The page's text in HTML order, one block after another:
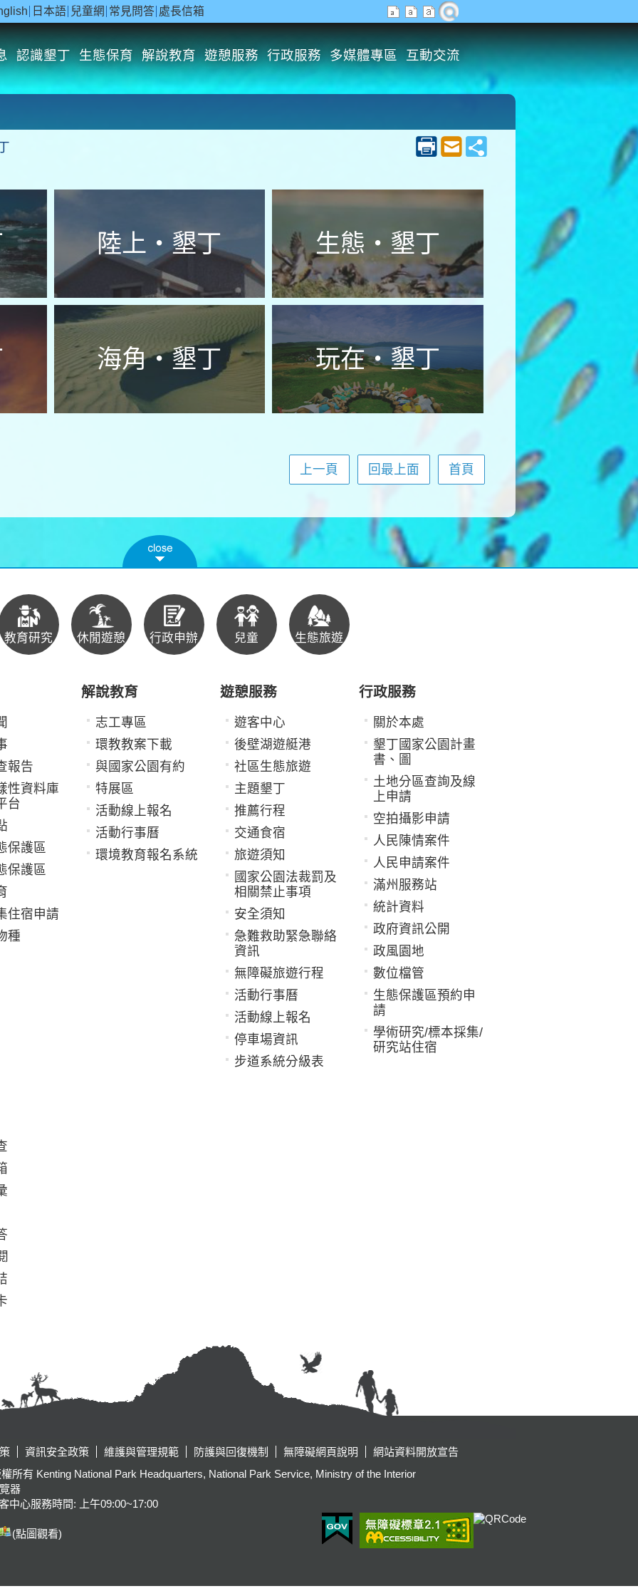
日本語 兒童網 常見問答 處長信箱
認識墾丁 生態保育 解說教育 遊憩服務 行政服務 多媒體專區 互動交流
陸上‧墾丁 生態‧墾丁
海角‧墾丁 玩在‧墾丁
上一頁 回最上面 首頁
教育研究 休閒遊憩 行政申辦 兒童 生態旅遊
報告
性資料庫
台
保護區
保護區
住宿申請
種
解說教育
志工專區
環教教案下載
與國家公園有約
特展區
活動線上報名
活動行事曆
環境教育報名系統
遊憩服務
遊客中心
後壁湖遊艇港
社區生態旅遊
主題墾丁
推薦行程
交通食宿
旅遊須知
國家公園法裁罰及
相關禁止事項
安全須知
急難救助緊急聯絡
資訊
無障礙旅遊行程
活動行事曆
活動線上報名
停車場資訊
步道系統分級表
行政服務
關於本處
墾丁國家公園計畫
書、圖
土地分區查詢及線
上申請
空拍攝影申請
人民陳情案件
人民申請案件
滿州服務站
統計資料
政府資訊公開
政風園地
數位檔管
生態保護區預約申
請
學術研究/標本採集/
研究站住宿
資訊安全政策 維護與管理規範 防護與回復機制 無障礙網頁說明
網站資料開放宣告
所有 Kenting National Park Headquarters, National Park Service, Ministry of the Interior
器
中心服務時間: 上午09:00~17:00
(點圖觀看)